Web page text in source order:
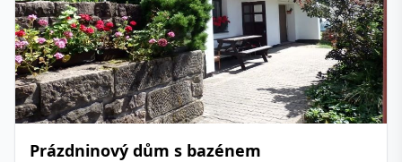
Prázdninový dům s bazénem